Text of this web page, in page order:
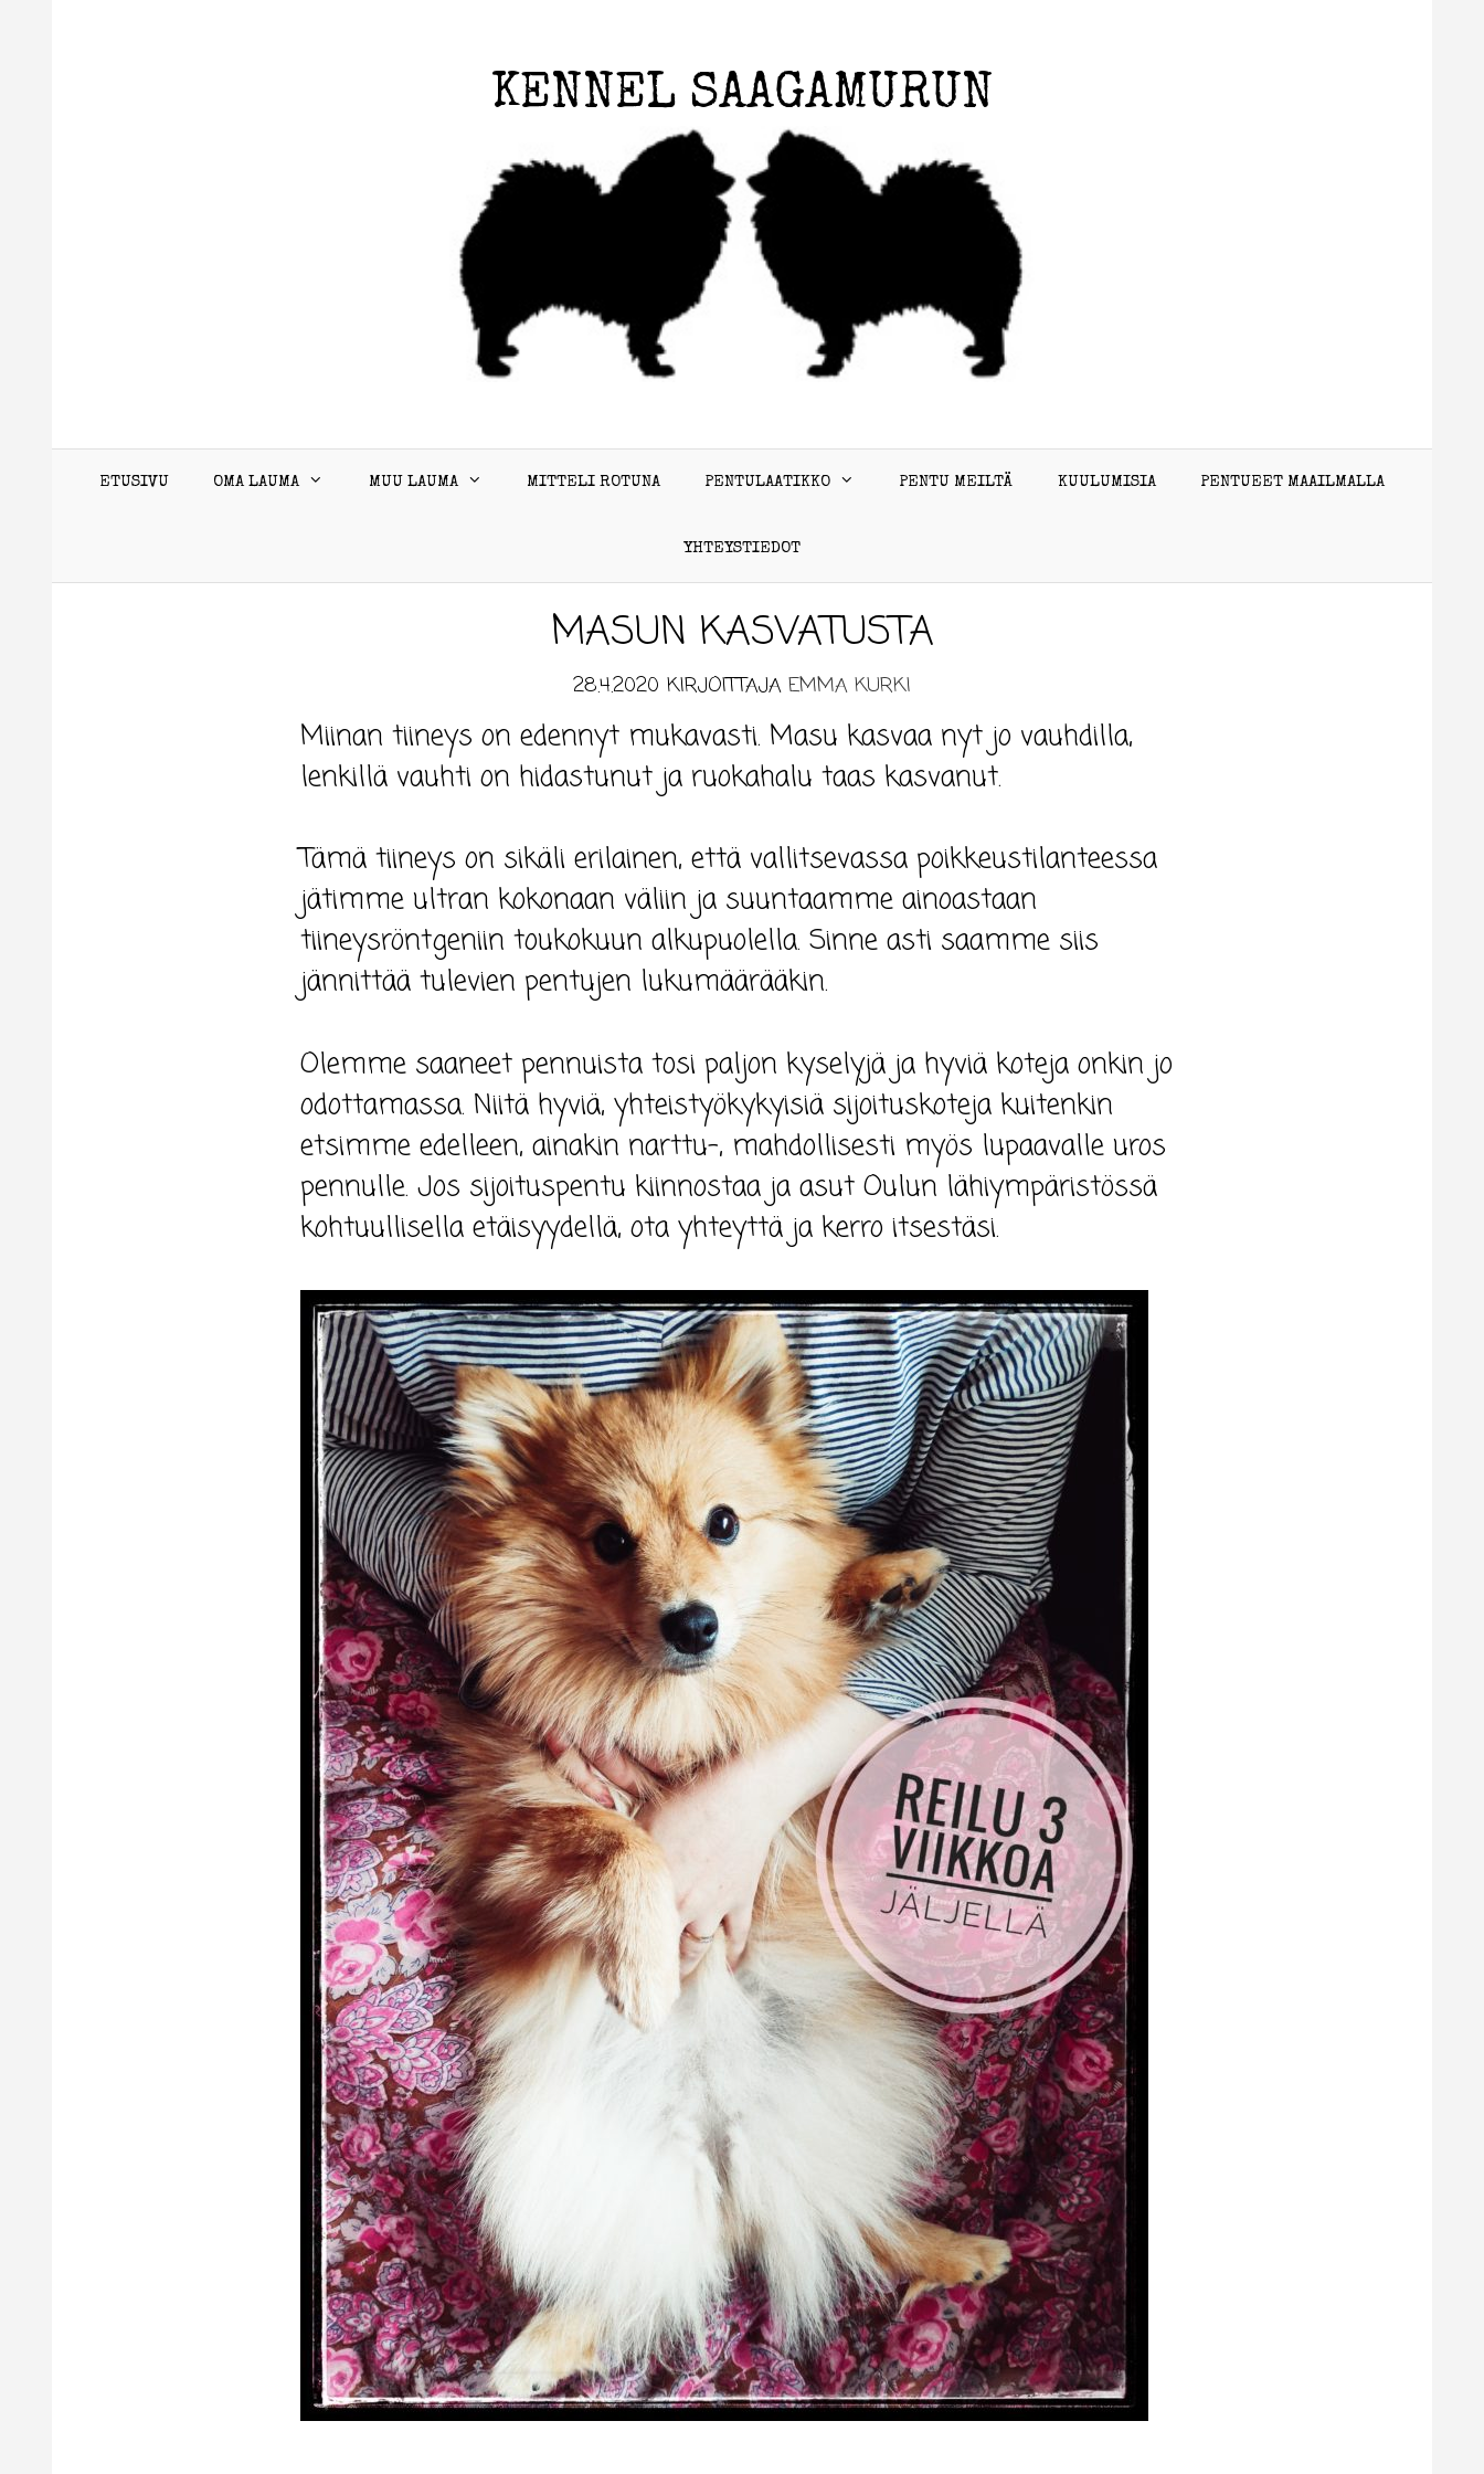
KENNEL SAAGAMURUN
ETUSIVU OMA LAUMA MUU LAUMA MITTELI ROTUNA PENTULAATIKKO PENTU MEILTÄ KUULUMISIA PENTUEET MAAILMALLA
YHTEYSTIEDOT
MASUN KASVATUSTA
28.4.2020 KIRJOITTAJA EMMA KURKI
Miinan tiineys on edennyt mukavasti. Masu kasvaa nyt jo vauhdilla,
lenkillä vauhti on hidastunut ja ruokahalu taas kasvanut.
Tämä tiineys on sikäli erilainen, että vallitsevassa poikkeustilanteessa
jätimme ultran kokonaan väliin ja suuntaamme ainoastaan
tiineysröntgeniin toukokuun alkupuolella. Sinne asti saamme siis
jännittää tulevien pentujen lukumäärääkin.
Olemme saaneet pennuista tosi paljon kyselyjä ja hyviä koteja onkin jo
odottamassa. Niitä hyviä, yhteistyökykyisiä sijoituskoteja kuitenkin
etsimme edelleen, ainakin narttu-, mahdollisesti myös lupaavalle uros
pennulle. Jos sijoituspentu kiinnostaa ja asut Oulun lähiympäristössä
kohtuullisella etäisyydellä, ota yhteyttä ja kerro itsestäsi.